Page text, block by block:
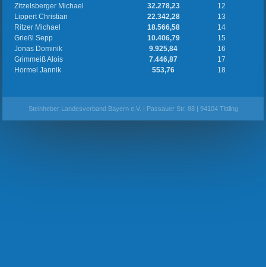
Zitzelsberger Michael
32.278,23
12
Lippert Christian
22.342,28
13
Ritzer Michael
18.566,58
14
Grießl Sepp
10.406,79
15
Jonas Dominik
9.925,84
16
Grimmeiß Alois
7.446,87
17
Hormel Jannik
553,76 18
Steinheber Landesverband Bayern e.V. | Passauer Str. 88 | 94104 Tittling